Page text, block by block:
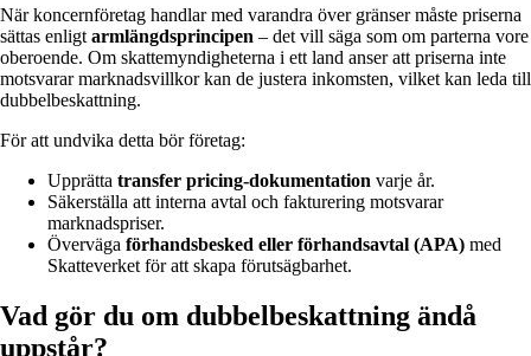
När koncernföretag handlar med varandra över gränser måste priserna
sättas enligt armlängdsprincipen – det vill säga som om parterna vore
oberoende. Om skattemyndigheterna i ett land anser att priserna inte
motsvarar marknadsvillkor kan de justera inkomsten, vilket kan leda till
dubbelbeskattning.
För att undvika detta bör företag:
Upprätta transfer pricing-dokumentation varje år.
Säkerställa att interna avtal och fakturering motsvarar
marknadspriser.
Överväga förhandsbesked eller förhandsavtal (APA) med
Skatteverket för att skapa förutsägbarhet.
Vad gör du om dubbelbeskattning ändå
uppstår?